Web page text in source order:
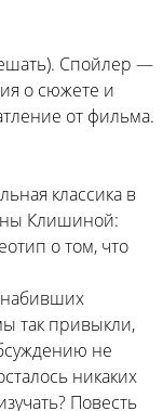
Спойлер —
о сюжете и
от фильма.
классика в
Клишиной:
о том, что
так привыкли,
не
никаких
Повесть